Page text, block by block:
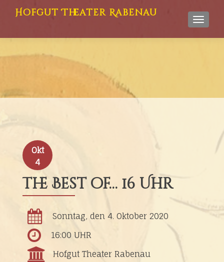
Hofgut Theater Rabenau
Okt
4
The Best of… 16 Uhr
Sonntag, den 4. Oktober 2020
16:00 UHR
Hofgut Theater Rabenau